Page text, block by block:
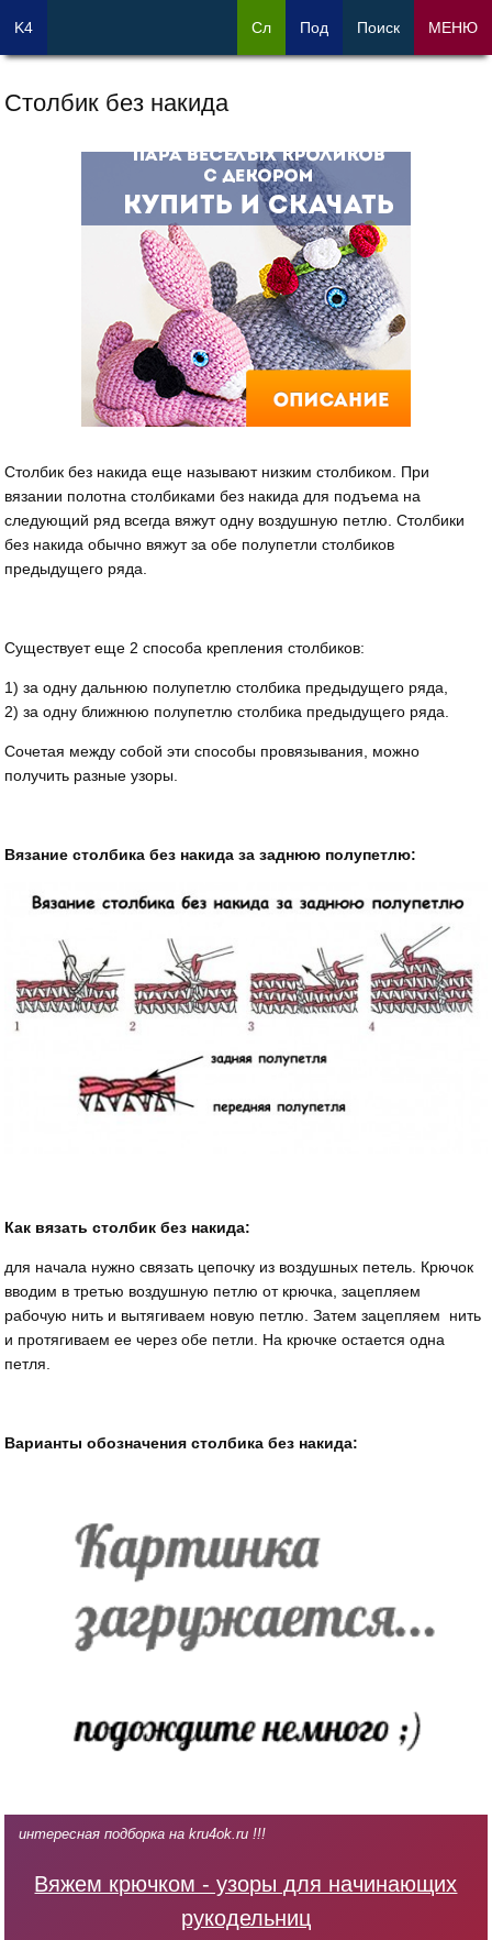
Столбик без накида
Столбик без накида еще называют низким столбиком. При
вязании полотна столбиками без накида для подъема на
следующий ряд всегда вяжут одну воздушную петлю. Столбики
без накида обычно вяжут за обе полупетли столбиков
предыдущего ряда.
Существует еще 2 способа крепления столбиков:
1) за одну дальнюю полупетлю столбика предыдущего ряда,
2) за одну ближнюю полупетлю столбика предыдущего ряда.
Сочетая между собой эти способы провязывания, можно
получить разные узоры.
Вязание столбика без накида за заднюю полупетлю:
Как вязать столбик без накида:
для начала нужно связать цепочку из воздушных петель. Крючок
вводим в третью воздушную петлю от крючка, зацепляем
рабочую нить и вытягиваем новую петлю. Затем зацепляем нить
и протягиваем ее через обе петли. На крючке остается одна
петля.
Варианты обозначения столбика без накида:
интересная подборка на kru4ok.ru !!!
Вяжем крючком - узоры для начинающих
рукодельниц
K4 Сл Под Поиск МЕНЮ